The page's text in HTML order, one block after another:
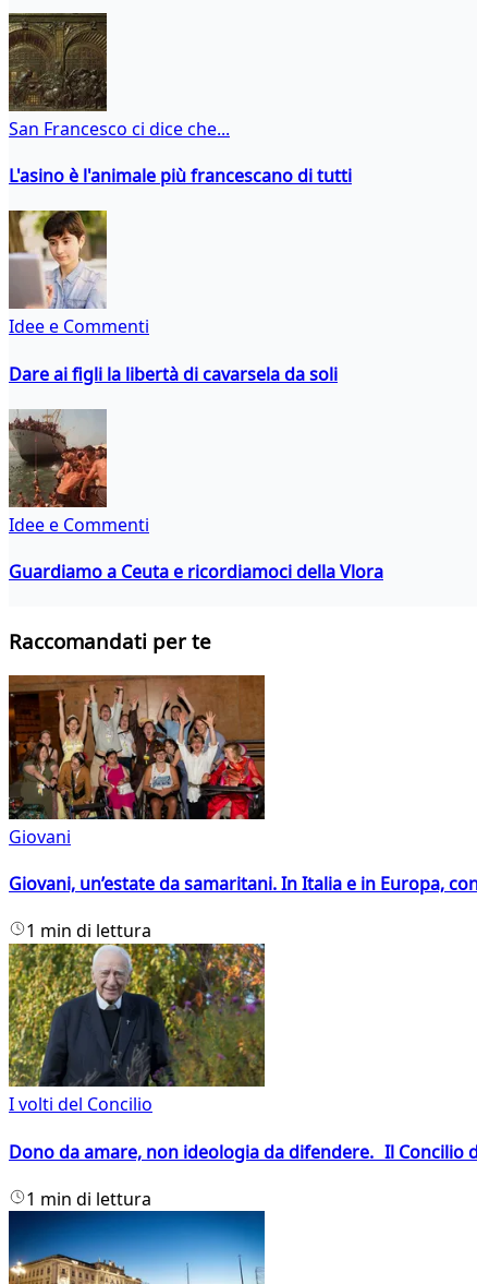
San Francesco ci dice che...
L'asino è l'animale più francescano di tutti
Idee e Commenti
Dare ai figli la libertà di cavarsela da soli
Idee e Commenti
Guardiamo a Ceuta e ricordiamoci della Vlora
Raccomandati per te
Giovani
Giovani, un’estate da samaritani. In Italia e in Europa,
1 min di lettura
I volti del Concilio
Dono da amare, non ideologia da difendere. Il Concilio
1 min di lettura